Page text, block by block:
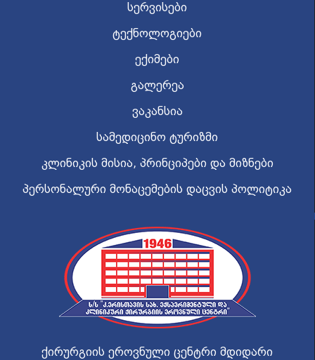
სერვისები
ტექნოლოგიები
ექიმები
გალერეა
ვაკანსია
სამედიცინო ტურიზმი
კლინიკის მისია, პრინციპები და მიზნები
პერსონალური მონაცემების დაცვის პოლიტიკა
ქირურგიის ეროვნული ცენტრი მდიდარი